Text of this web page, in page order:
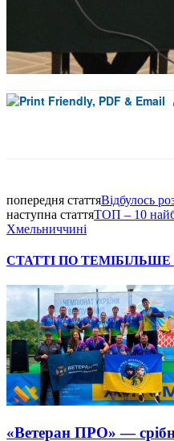
попередня статтяВідбулось
наступна статтяТОП – 10
Хмельниччині
СТАТТІ ПО ТЕМІБІЛЬШЕ
«Ветеран ПРО» —